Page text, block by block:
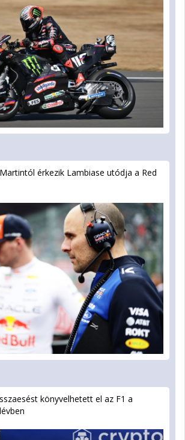
érkezik Lambiase utódja a Red
könyvelhetett el az F1 a